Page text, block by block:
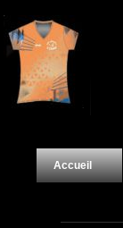
Accueil